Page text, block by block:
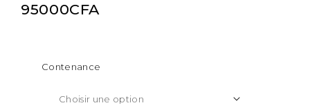
95000CFA
Contenance